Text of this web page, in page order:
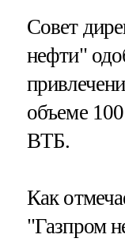
Совет
нефти"
объеме
ВТБ.
Как
"Газпром